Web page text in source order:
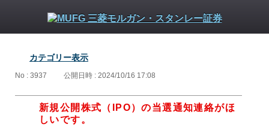
カテゴリー表示
No : 3937 公開日時 : 2024/10/16 17:08
新規公開株式（IPO）の当選通知連絡がほ
しいです。